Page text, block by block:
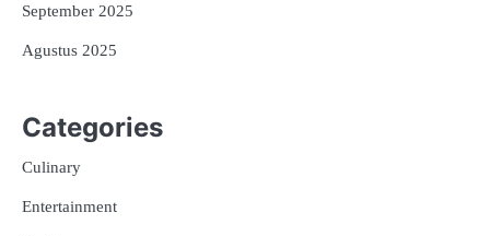
September 2025
Agustus 2025
Categories
Culinary
Entertainment